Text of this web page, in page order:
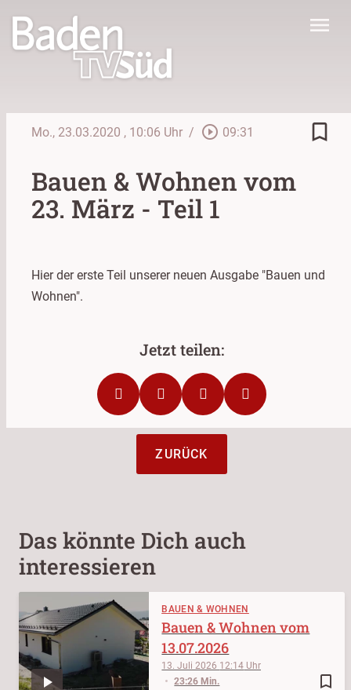
menu
Mo., 23.03.2020 , 10:06 Uhr / play_circle_outline 09:31 bookmark_border
Bauen & Wohnen vom
23. März - Teil 1
Hier der erste Teil unserer neuen Ausgabe "Bauen und
Wohnen".
ZURÜCK
Das könnte Dich auch
interessieren
BAUEN & WOHNEN
bookmark_border
13. Juli 2026 12:14
23:26 Min.
Bauen & Wohnen vom
13.07.2026